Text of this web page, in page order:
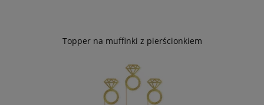
Topper na muffinki z pierścionkiem